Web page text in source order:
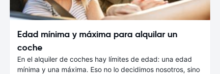
Edad mínima y máxima para alquilar un
coche
En el alquiler de coches hay límites de edad: una edad
mínima y una máxima. Eso no lo decidimos nosotros, sino